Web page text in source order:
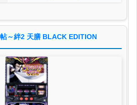
～絆2 天膳 BLACK EDITION